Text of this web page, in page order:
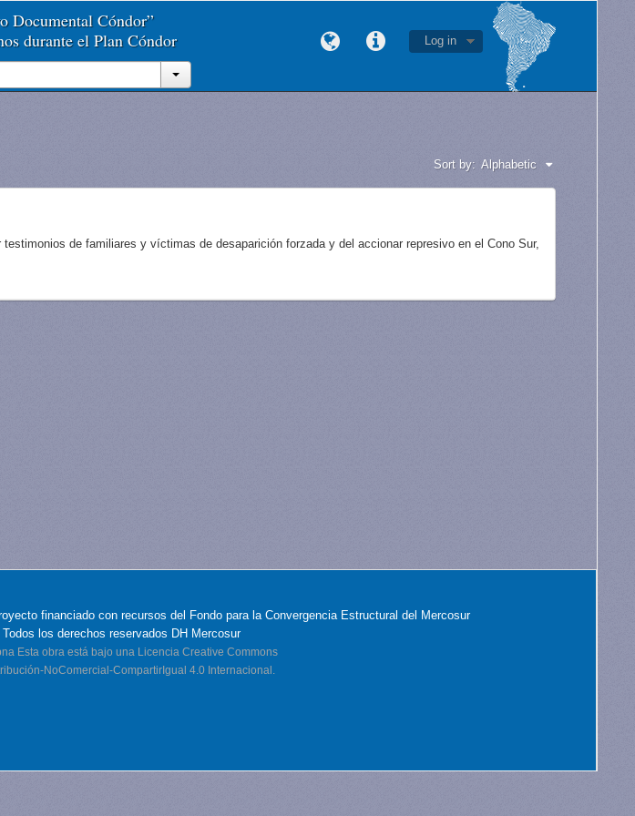
Documental Cóndor”
durante el Plan Cóndor
Log in
Sort by: Alphabetic
de familiares y víctimas de desaparición forzada y del accionar represivo en el Cono Sur,
financiado con recursos del Fondo para la Convergencia Estructural del Mercosur
los derechos reservados DH Mercosur
Esta obra está bajo una Licencia Creative Commons
NoComercial-CompartirIgual 4.0 Internacional.